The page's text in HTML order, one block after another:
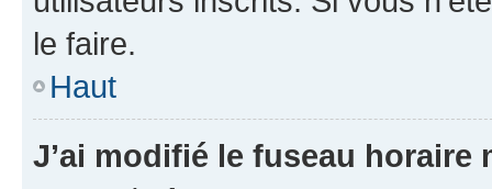
le faire.
Haut
J’ai modifié le fuseau horaire